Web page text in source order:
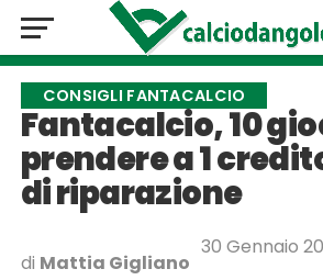
CONSIGLI FANTACALCIO
Fantacalcio, 10
prendere a 1
di riparazione
di Mattia Gigliano
30 Gennaio